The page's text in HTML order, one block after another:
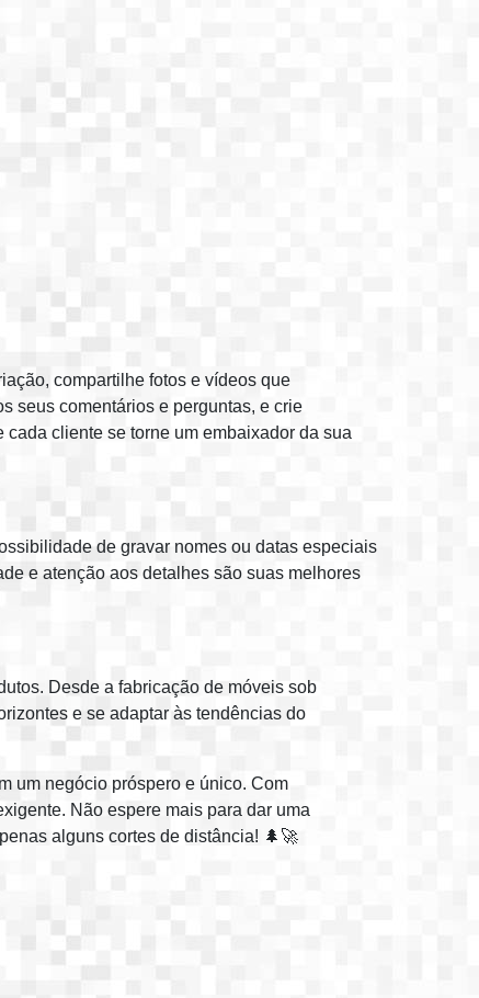
compartilhe fotos e vídeos que
seus comentários e perguntas, e crie
cliente se torne um embaixador da sua
de gravar nomes ou datas especiais
e atenção aos detalhes são suas melhores
Desde a fabricação de móveis sob
e se adaptar às tendências do
um negócio próspero e único. Com
Não espere mais para dar uma
alguns cortes de distância! 🌲🚀